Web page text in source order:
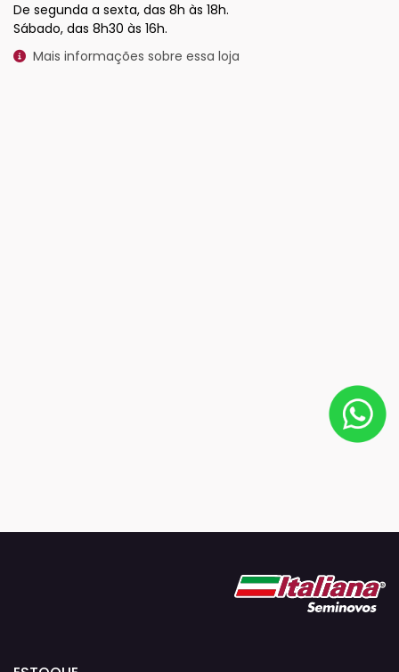
De segunda a sexta, das 8h às 18h.
Sábado, das 8h30 às 16h.
Mais informações sobre essa loja